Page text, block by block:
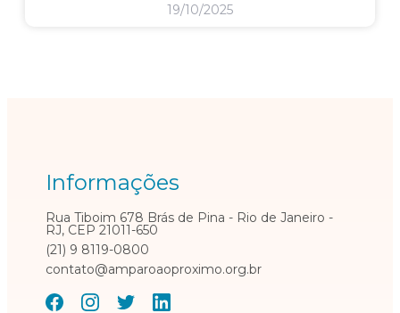
19/10/2025
Informações
Rua Tiboim 678 Brás de Pina - Rio de Janeiro -
RJ, CEP 21011-650
(21) 9 8119-0800
contato@amparoaoproximo.org.br